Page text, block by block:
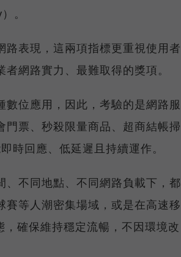
。
表現，這兩項指標更重視使用者
網路實力、最難取得的獎項。
數位應用，因此，考驗的是網路服
票、秒殺限量商品、超商結帳掃
時回應、低延遲且持續運作。
不同地點、不同網路負載下，都
等人潮密集場域，或是在高速移
確保維持穩定流暢，不因環境改